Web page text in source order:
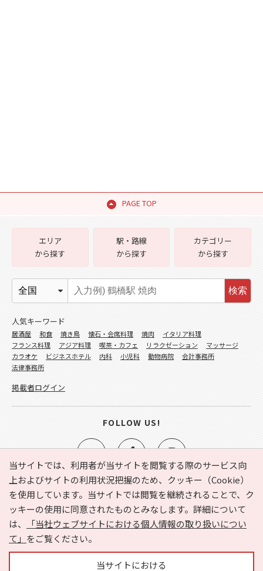
PAGE TOP
当サイトでは、利用者が当サイトを閲覧する際のサービス向
上およびサイトの利用状況把握のため、クッキー（Cookie）
を使用しています。当サイトでは閲覧を継続されることで、ク
ッキーの使用に同意されたものとみなします。詳細について
は、
「当社ウェブサイトにおける個人情報の取り扱いについ
て」 をご覧ください。
当サイトにおける
e-NAVITA（イーナビタ）とは？ お気に入り
ヘルプ
利用規約
個人情報の取り扱いについて
運営会社
サイトマップ
広告掲載に関するお問い合わせ
エリア
から探す
駅・路線
から探す
カテゴリー
から探す
検索
人気キーワード
居酒屋 和食 焼き鳥 懐石・会席料理 焼肉
イタリア料理
フランス料理
アジア料理 喫茶・カフェ リラクゼーション
マッサージ
カラオケ
ビジネスホテル 内科 小児科 動物病院
会計事務所
法律事務所
掲載者ログイン
FOLLOW US!